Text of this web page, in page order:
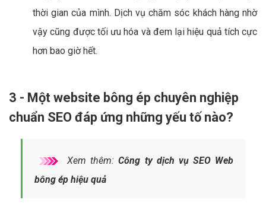
thời gian của mình. Dịch vụ chăm sóc khách hàng nhờ
vậy cũng được tối ưu hóa và đem lại hiệu quả tích cực
hơn bao giờ hết.
3 - Một website bông ép chuyên nghiệp
chuẩn SEO đáp ứng những yếu tố nào?
Xem thêm:Công ty dịch vụ SEO Web
bông ép hiệu quả